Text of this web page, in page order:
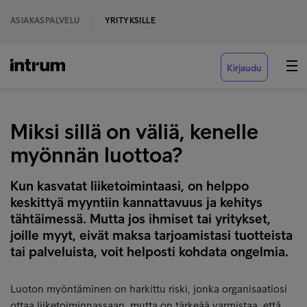
ASIAKASPALVELU YRITYKSILLE
Kirjaudu
Miksi sillä on väliä, kenelle
myönnän luottoa?
Kun kasvatat liiketoimintaasi, on helppo
keskittyä myyntiin kannattavuus ja kehitys
tähtäimessä. Mutta jos ihmiset tai yritykset,
joille myyt, eivät maksa tarjoamistasi tuotteista
tai palveluista, voit helposti kohdata ongelmia.
Luoton myöntäminen on harkittu riski, jonka organisaatiosi